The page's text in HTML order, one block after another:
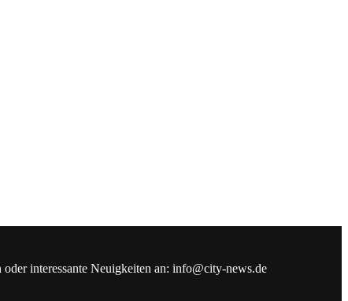
interessante Neuigkeiten an: info@city-news.de